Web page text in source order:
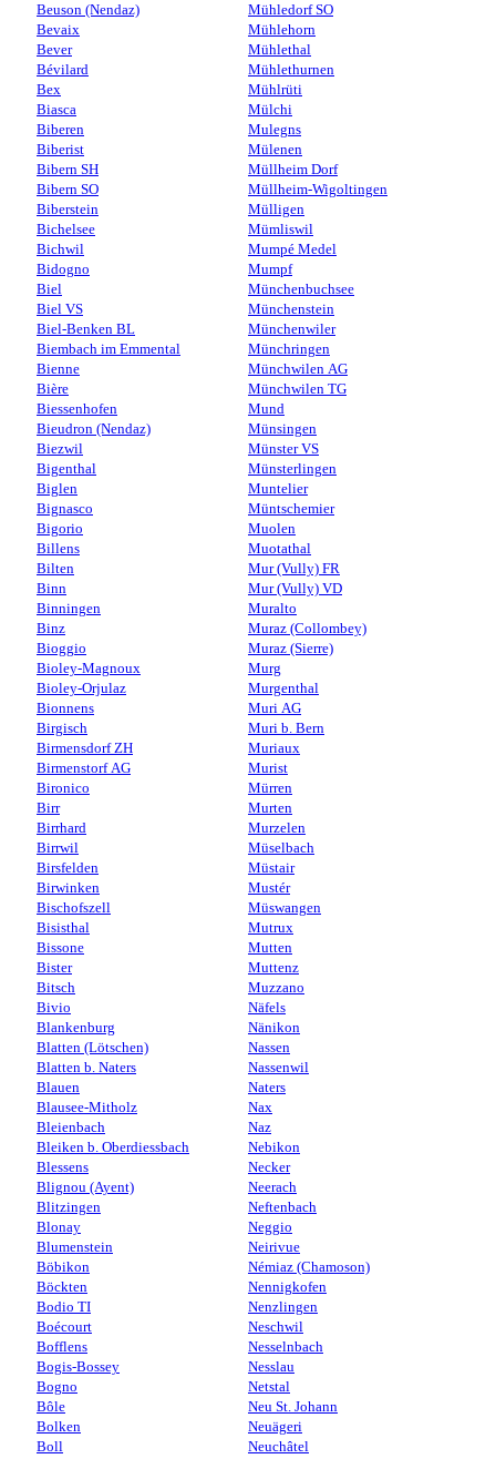
Beuson (Nendaz)
Bevaix
Bever
Bévilard
Bex
Biasca
Biberen
Biberist
Bibern SH
Bibern SO
Biberstein
Bichelsee
Bichwil
Bidogno
Biel
Biel VS
Biel-Benken BL
Biembach im Emmental
Bienne
Bière
Biessenhofen
Bieudron (Nendaz)
Biezwil
Bigenthal
Biglen
Bignasco
Bigorio
Billens
Bilten
Binn
Binningen
Binz
Bioggio
Bioley-Magnoux
Bioley-Orjulaz
Bionnens
Birgisch
Birmensdorf ZH
Birmenstorf AG
Bironico
Birr
Birrhard
Birrwil
Birsfelden
Birwinken
Bischofszell
Bisisthal
Bissone
Bister
Bitsch
Bivio
Blankenburg
Blatten (Lötschen)
Blatten b. Naters
Blauen
Blausee-Mitholz
Bleienbach
Bleiken b. Oberdiessbach
Blessens
Blignou (Ayent)
Blitzingen
Blonay
Blumenstein
Böbikon
Böckten
Bodio TI
Boécourt
Bofflens
Bogis-Bossey
Bogno
Bôle
Bolken
Boll
Mühledorf SO
Mühlehorn
Mühlethal
Mühlethurnen
Mühlrüti
Mülchi
Mulegns
Mülenen
Müllheim Dorf
Müllheim-Wigoltingen
Mülligen
Mümliswil
Mumpé Medel
Mumpf
Münchenbuchsee
Münchenstein
Münchenwiler
Münchringen
Münchwilen AG
Münchwilen TG
Mund
Münsingen
Münster VS
Münsterlingen
Muntelier
Müntschemier
Muolen
Muotathal
Mur (Vully) FR
Mur (Vully) VD
Muralto
Muraz (Collombey)
Muraz (Sierre)
Murg
Murgenthal
Muri AG
Muri b. Bern
Muriaux
Murist
Mürren
Murten
Murzelen
Müselbach
Müstair
Mustér
Müswangen
Mutrux
Mutten
Muttenz
Muzzano
Näfels
Nänikon
Nassen
Nassenwil
Naters
Nax
Naz
Nebikon
Necker
Neerach
Neftenbach
Neggio
Neirivue
Némiaz (Chamoson)
Nennigkofen
Nenzlingen
Neschwil
Nesselnbach
Nesslau
Netstal
Neu St. Johann
Neuägeri
Neuchâtel